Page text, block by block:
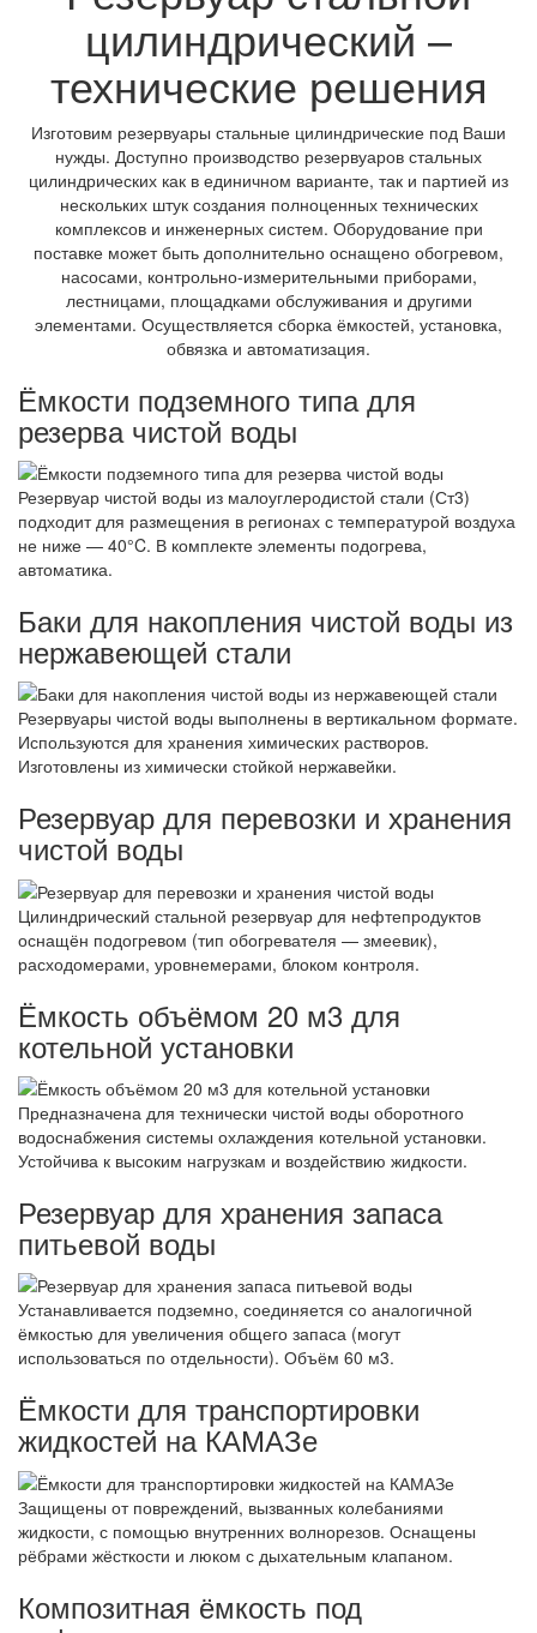
цилиндрический –
технические решения
Изготовим резервуары стальные цилиндрические под Ваши
нужды. Доступно производство резервуаров стальных
цилиндрических как в единичном варианте, так и партией из
нескольких штук создания полноценных технических
комплексов и инженерных систем. Оборудование при
поставке может быть дополнительно оснащено обогревом,
насосами, контрольно-измерительными приборами,
лестницами, площадками обслуживания и другими
элементами. Осуществляется сборка ёмкостей, установка,
обвязка и автоматизация.
Ёмкости подземного типа для
резерва чистой воды
Резервуар чистой воды из малоуглеродистой стали (Ст3)
подходит для размещения в регионах с температурой воздуха
не ниже — 40°C. В комплекте элементы подогрева,
автоматика.
Баки для накопления чистой воды из
нержавеющей стали
Резервуары чистой воды выполнены в вертикальном формате.
Используются для хранения химических растворов.
Изготовлены из химически стойкой нержавейки.
Резервуар для перевозки и хранения
чистой воды
Цилиндрический стальной резервуар для нефтепродуктов
оснащён подогревом (тип обогревателя — змеевик),
расходомерами, уровнемерами, блоком контроля.
Ёмкость объёмом 20 м3 для
котельной установки
Предназначена для технически чистой воды оборотного
водоснабжения системы охлаждения котельной установки.
Устойчива к высоким нагрузкам и воздействию жидкости.
Резервуар для хранения запаса
питьевой воды
Устанавливается подземно, соединяется со аналогичной
ёмкостью для увеличения общего запаса (могут
использоваться по отдельности). Объём 60 м3.
Ёмкости для транспортировки
жидкостей на КАМАЗе
Защищены от повреждений, вызванных колебаниями
жидкости, с помощью внутренних волнорезов. Оснащены
рёбрами жёсткости и люком с дыхательным клапаном.
Композитная ёмкость под